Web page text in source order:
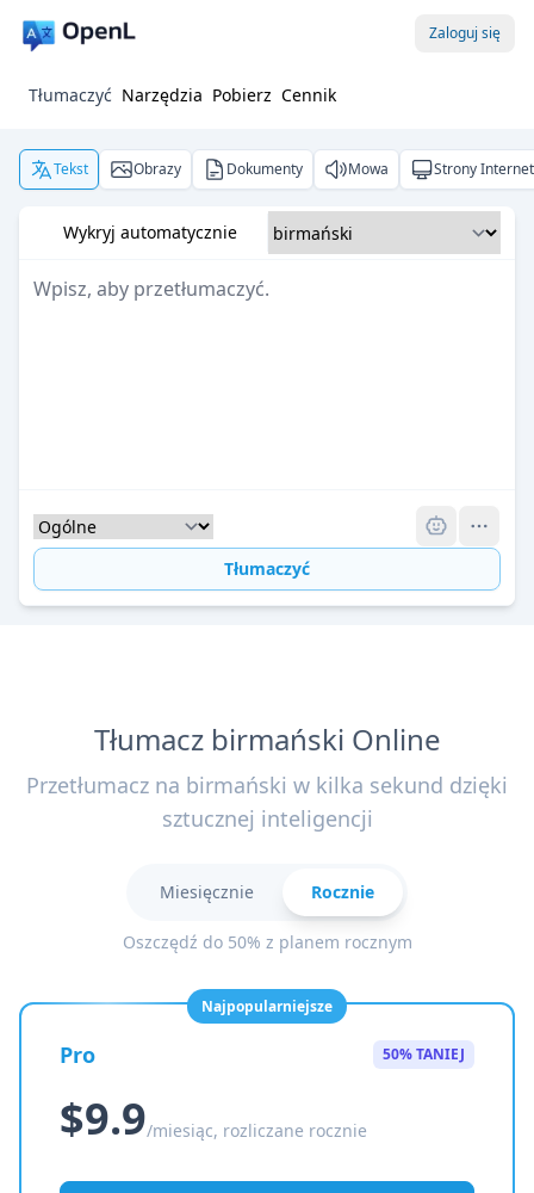
Zaloguj się
Tłumaczyć Narzędzia Pobierz Cennik
Tekst Obrazy Dokumenty Mowa Strony
Wykryj automatycznie
Tłumaczyć
Tłumacz birmański Online
Przetłumacz na birmański w kilka sekund dzięki
sztucznej inteligencji
Miesięcznie Rocznie
Oszczędź do 50% z planem rocznym
Najpopularniejsze
Pro 50% TANIEJ
$9.9/miesiąc, rozliczane rocznie